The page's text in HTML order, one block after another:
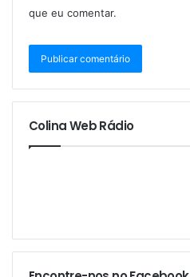
que eu comentar.
Colina Web Rádio